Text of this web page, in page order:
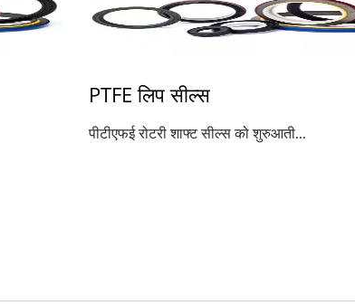
PTFE लिप सील्स
पीटीएफई रोटरी शाफ्ट सील्स को शुरुआती...